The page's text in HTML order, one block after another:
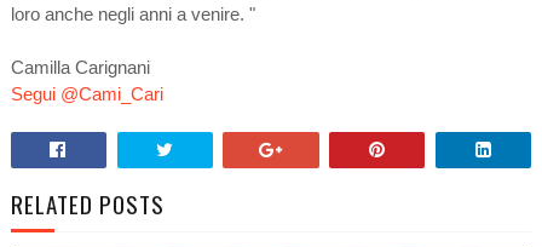
loro anche negli anni a venire. "
Camilla Carignani
Segui @Cami_Cari
RELATED POSTS